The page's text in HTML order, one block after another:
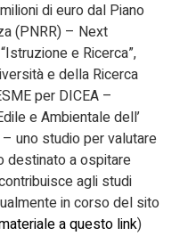
di euro dal Piano
(PNRR) – Next
e Ricerca”,
e della Ricerca
per DICEA –
e Ambientale dell’
uno studio per valutare
destinato a ospitare
agli studi
in corso del sito
a questo link)